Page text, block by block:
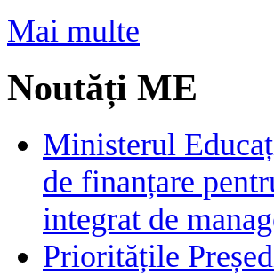
Mai multe
Noutăți ME
Ministerul
de finanțare
integrat de
Prioritățile